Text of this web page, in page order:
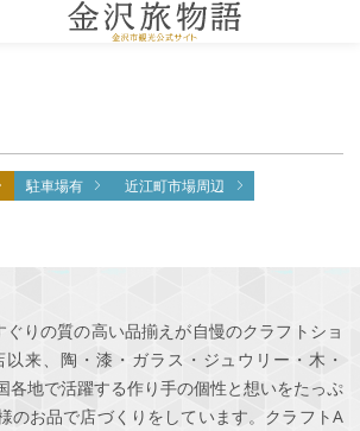
駐車場有 近江町市場周辺
りの質の高い品揃えが自慢のクラフトショ
来、陶・漆・ガラス・ジュウリー・木・
各地で活躍する作り手の個性と想いをたっぷ
のお品で店づくりをしています。クラフトA